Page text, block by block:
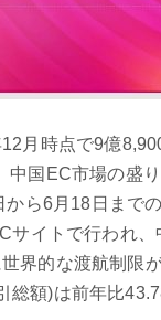
月時点で9億
国EC市場の盛
から6月18日ま
イトで行われ
界的な渡航制
額)は前年比